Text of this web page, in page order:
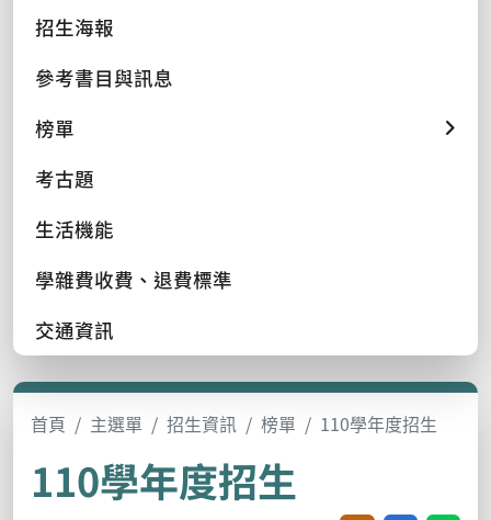
招生海報
參考書目與訊息
榜單
考古題
生活機能
學雜費收費、退費標準
交通資訊
首頁 主選單 招生資訊 榜單 110學年度招生
110學年度招生